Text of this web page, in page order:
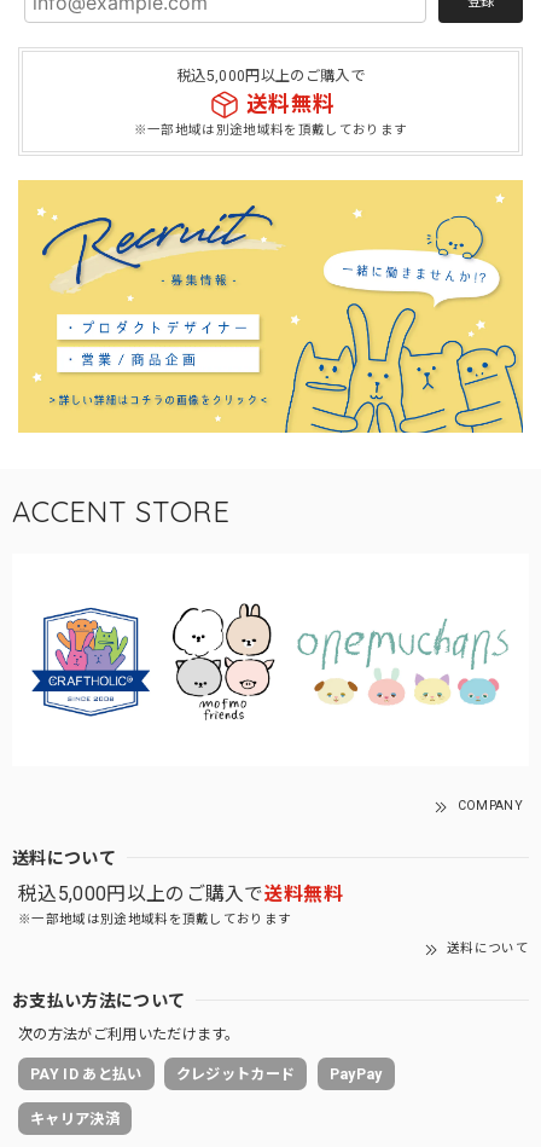
税込5,000円以上のご購入で
送料無料
※一部地域は別途地域料を頂戴しております
ACCENT STORE
COMPANY
送料について
税込5,000円以上のご購入で送料無料
※一部地域は別途地域料を頂戴しております
送料について
お支払い方法について
次の方法がご利用いただけます。
PAY ID あと払い クレジットカード PayPay
キャリア決済